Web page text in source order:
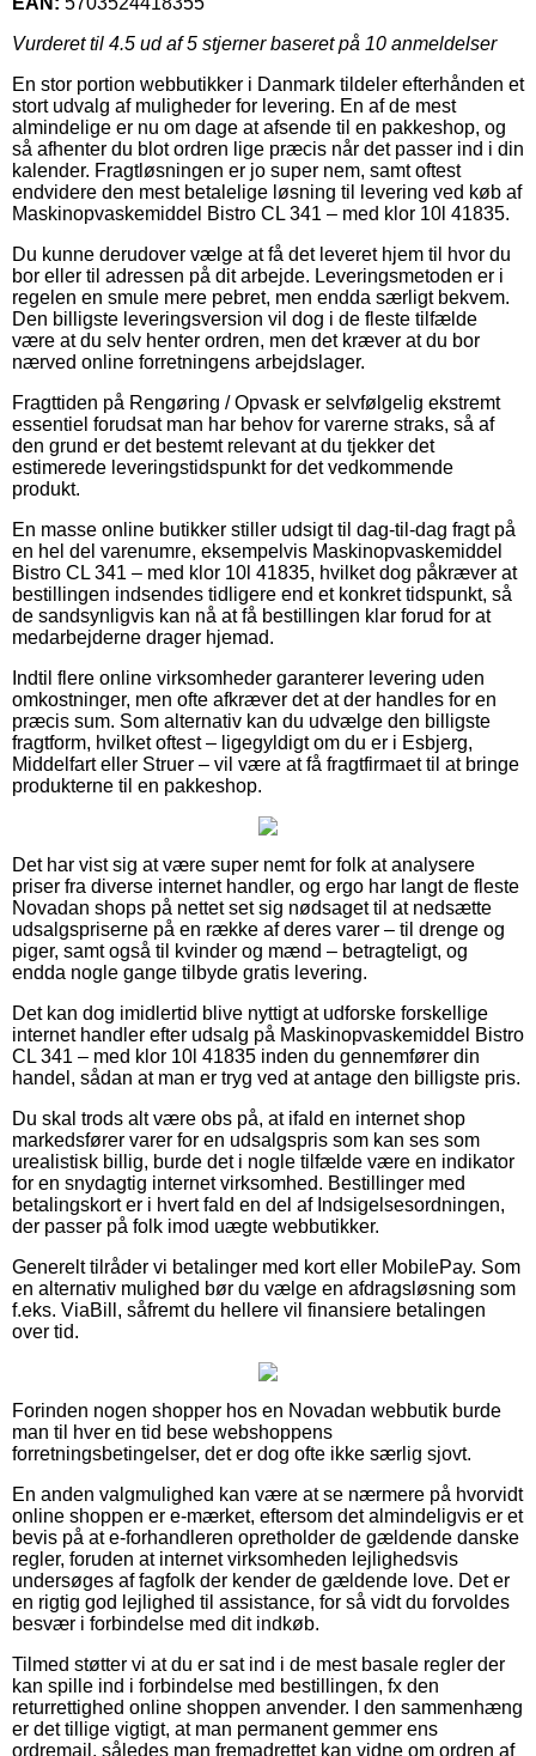
Vurderet til 4.5 ud af 5 stjerner baseret på 10 anmeldelser
En stor portion webbutikker i Danmark tildeler efterhånden et
stort udvalg af muligheder for levering. En af de mest
almindelige er nu om dage at afsende til en pakkeshop, og
så afhenter du blot ordren lige præcis når det passer ind i din
kalender. Fragtløsningen er jo super nem, samt oftest
endvidere den mest betalelige løsning til levering ved køb af
Maskinopvaskemiddel Bistro CL 341 – med klor 10l 41835.
Du kunne derudover vælge at få det leveret hjem til hvor du
bor eller til adressen på dit arbejde. Leveringsmetoden er i
regelen en smule mere pebret, men endda særligt bekvem.
Den billigste leveringsversion vil dog i de fleste tilfælde
være at du selv henter ordren, men det kræver at du bor
nærved online forretningens arbejdslager.
Fragttiden på Rengøring / Opvask er selvfølgelig ekstremt
essentiel forudsat man har behov for varerne straks, så af
den grund er det bestemt relevant at du tjekker det
estimerede leveringstidspunkt for det vedkommende
produkt.
En masse online butikker stiller udsigt til dag-til-dag fragt på
en hel del varenumre, eksempelvis Maskinopvaskemiddel
Bistro CL 341 – med klor 10l 41835, hvilket dog påkræver at
bestillingen indsendes tidligere end et konkret tidspunkt, så
de sandsynligvis kan nå at få bestillingen klar forud for at
medarbejderne drager hjemad.
Indtil flere online virksomheder garanterer levering uden
omkostninger, men ofte afkræver det at der handles for en
præcis sum. Som alternativ kan du udvælge den billigste
fragtform, hvilket oftest – ligegyldigt om du er i Esbjerg,
Middelfart eller Struer – vil være at få fragtfirmaet til at bringe
produkterne til en pakkeshop.
Det har vist sig at være super nemt for folk at analysere
priser fra diverse internet handler, og ergo har langt de fleste
Novadan shops på nettet set sig nødsaget til at nedsætte
udsalgspriserne på en række af deres varer – til drenge og
piger, samt også til kvinder og mænd – betragteligt, og
endda nogle gange tilbyde gratis levering.
Det kan dog imidlertid blive nyttigt at udforske forskellige
internet handler efter udsalg på Maskinopvaskemiddel Bistro
CL 341 – med klor 10l 41835 inden du gennemfører din
handel, sådan at man er tryg ved at antage den billigste pris.
Du skal trods alt være obs på, at ifald en internet shop
markedsfører varer for en udsalgspris som kan ses som
urealistisk billig, burde det i nogle tilfælde være en indikator
for en snydagtig internet virksomhed. Bestillinger med
betalingskort er i hvert fald en del af Indsigelsesordningen,
der passer på folk imod uægte webbutikker.
Generelt tilråder vi betalinger med kort eller MobilePay. Som
en alternativ mulighed bør du vælge en afdragsløsning som
f.eks. ViaBill, såfremt du hellere vil finansiere betalingen
over tid.
Forinden nogen shopper hos en Novadan webbutik burde
man til hver en tid bese webshoppens
forretningsbetingelser, det er dog ofte ikke særlig sjovt.
En anden valgmulighed kan være at se nærmere på hvorvidt
online shoppen er e-mærket, eftersom det almindeligvis er et
bevis på at e-forhandleren opretholder de gældende danske
regler, foruden at internet virksomheden lejlighedsvis
undersøges af fagfolk der kender de gældende love. Det er
en rigtig god lejlighed til assistance, for så vidt du forvoldes
besvær i forbindelse med dit indkøb.
Tilmed støtter vi at du er sat ind i de mest basale regler der
kan spille ind i forbindelse med bestillingen, fx den
returrettighed online shoppen anvender. I den sammenhæng
er det tillige vigtigt, at man permanent gemmer ens
ordremail, således man fremadrettet kan vidne om ordren af